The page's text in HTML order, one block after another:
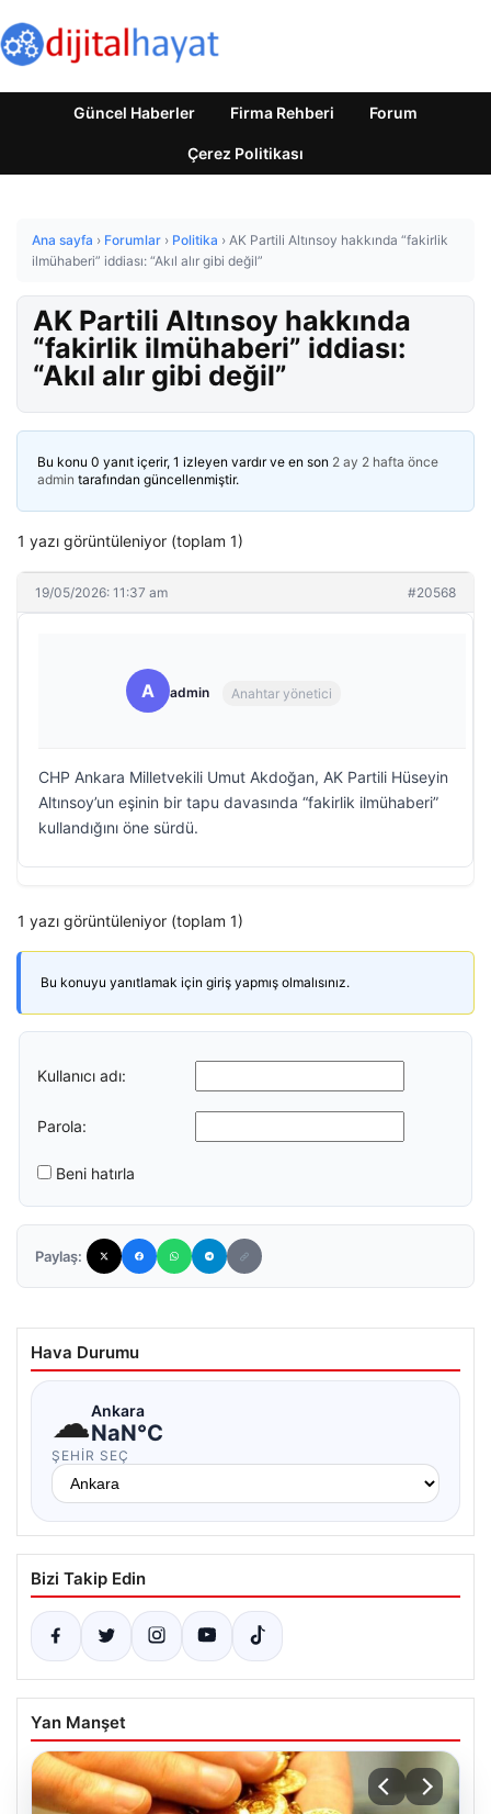
Güncel Haberler Firma Rehberi Forum
Çerez Politikası
Ana sayfa › Forumlar › Politika › AK Partili Altınsoy hakkında “fakirlik
ilmühaberi” iddiası: “Akıl alır gibi değil”
AK Partili Altınsoy hakkında
“fakirlik ilmühaberi” iddiası:
“Akıl alır gibi değil”
Bu konu 0 yanıt içerir, 1 izleyen vardır ve en son 2 ay 2 hafta önce
admin tarafından güncellenmiştir.
1 yazı görüntüleniyor (toplam 1)
19/05/2026: 11:37 am #20568
A admin Anahtar yönetici
CHP Ankara Milletvekili Umut Akdoğan, AK Partili Hüseyin
Altınsoy’un eşinin bir tapu davasında “fakirlik ilmühaberi”
kullandığını öne sürdü.
1 yazı görüntüleniyor (toplam 1)
Bu konuyu yanıtlamak için giriş yapmış olmalısınız.
Kullanıcı adı:
Parola:
Beni hatırla
Paylaş:
Hava Durumu
☁Ankara
NaN°C
ŞEHIR SEÇ
Bizi Takip Edin
Yan Manşet